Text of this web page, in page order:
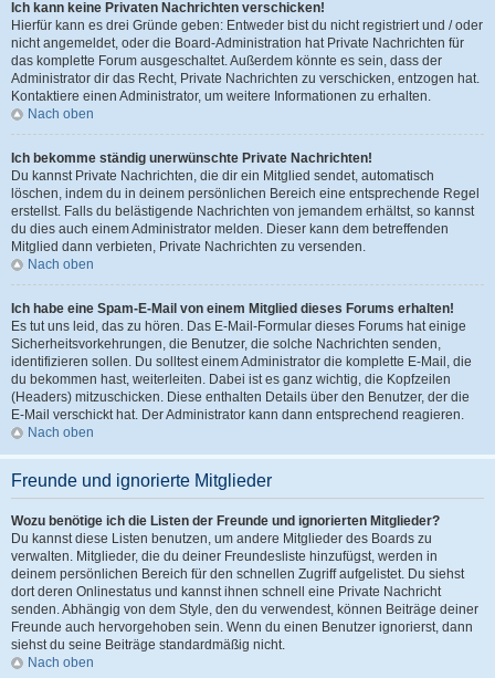
Ich kann keine Privaten Nachrichten verschicken!
Hierfür kann es drei Gründe geben: Entweder bist du nicht registriert und / oder
nicht angemeldet, oder die Board-Administration hat Private Nachrichten für
das komplette Forum ausgeschaltet. Außerdem könnte es sein, dass der
Administrator dir das Recht, Private Nachrichten zu verschicken, entzogen hat.
Kontaktiere einen Administrator, um weitere Informationen zu erhalten.
Nach oben
Ich bekomme ständig unerwünschte Private Nachrichten!
Du kannst Private Nachrichten, die dir ein Mitglied sendet, automatisch
löschen, indem du in deinem persönlichen Bereich eine entsprechende Regel
erstellst. Falls du belästigende Nachrichten von jemandem erhältst, so kannst
du dies auch einem Administrator melden. Dieser kann dem betreffenden
Mitglied dann verbieten, Private Nachrichten zu versenden.
Nach oben
Ich habe eine Spam-E-Mail von einem Mitglied dieses Forums erhalten!
Es tut uns leid, das zu hören. Das E-Mail-Formular dieses Forums hat einige
Sicherheitsvorkehrungen, die Benutzer, die solche Nachrichten senden,
identifizieren sollen. Du solltest einem Administrator die komplette E-Mail, die
du bekommen hast, weiterleiten. Dabei ist es ganz wichtig, die Kopfzeilen
(Headers) mitzuschicken. Diese enthalten Details über den Benutzer, der die
E-Mail verschickt hat. Der Administrator kann dann entsprechend reagieren.
Nach oben
Freunde und ignorierte Mitglieder
Wozu benötige ich die Listen der Freunde und ignorierten Mitglieder?
Du kannst diese Listen benutzen, um andere Mitglieder des Boards zu
verwalten. Mitglieder, die du deiner Freundesliste hinzufügst, werden in
deinem persönlichen Bereich für den schnellen Zugriff aufgelistet. Du siehst
dort deren Onlinestatus und kannst ihnen schnell eine Private Nachricht
senden. Abhängig von dem Style, den du verwendest, können Beiträge deiner
Freunde auch hervorgehoben sein. Wenn du einen Benutzer ignorierst, dann
siehst du seine Beiträge standardmäßig nicht.
Nach oben